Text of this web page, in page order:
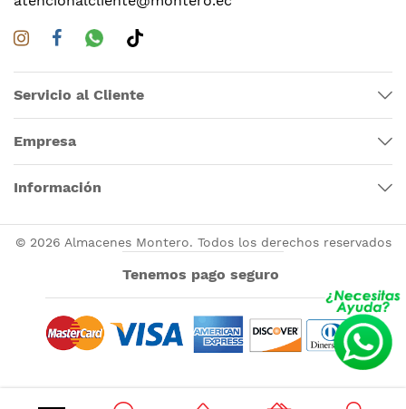
Servicio al Cliente
Empresa
Información
© 2026 Almacenes Montero. Todos los derechos reservados
Tenemos pago seguro